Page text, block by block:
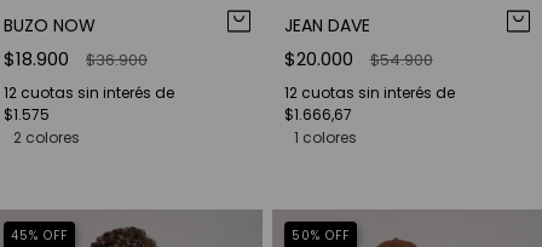
BUZO NOW
$18.900 $36.900
12 cuotas sin interés de
$1.575
2 colores
JEAN DAVE
$20.000 $54.900
12 cuotas sin interés de
$1.666,67
1 colores
45% OFF 50% OFF